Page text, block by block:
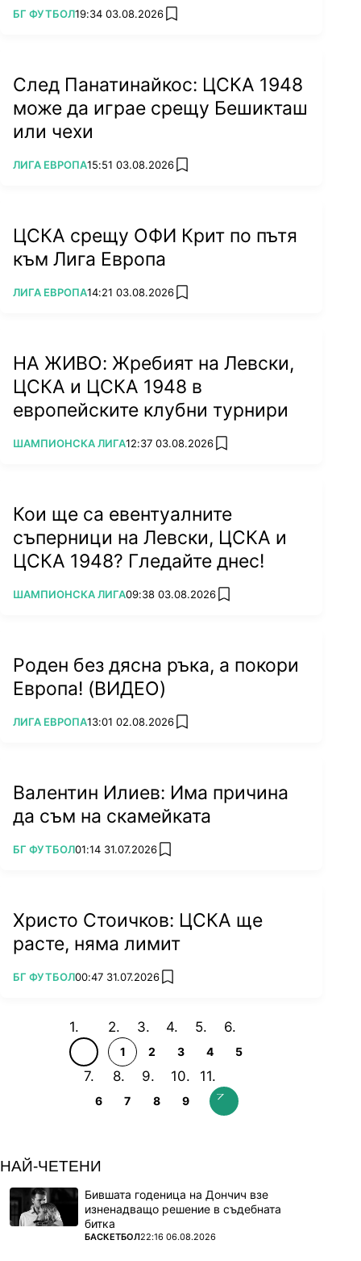
ПОВЕЧЕ ОТ
БГ ФУТБОЛ19:34 03.08.2026 add favorites
След Панатинайкос: ЦСКА 1948
може да играе срещу Бешикташ
или чехи
ПОВЕЧЕ ОТ
ЛИГА ЕВРОПА15:51 03.08.2026 add favorites
ЦСКА срещу ОФИ Крит по пътя
към Лига Европа
ПОВЕЧЕ ОТ
ЛИГА ЕВРОПА14:21 03.08.2026 add favorites
НА ЖИВО: Жребият на Левски,
ЦСКА и ЦСКА 1948 в
европейските клубни турнири
ПОВЕЧЕ ОТ
ШАМПИОНСКА ЛИГА12:37 03.08.2026 add favorites
Кои ще са евентуалните
съперници на Левски, ЦСКА и
ЦСКА 1948? Гледайте днес!
ПОВЕЧЕ ОТ
ШАМПИОНСКА ЛИГА09:38 03.08.2026 add favorites
Роден без дясна ръка, а покори
Европа! (ВИДЕО)
ПОВЕЧЕ ОТ
ЛИГА ЕВРОПА13:01 02.08.2026 add favorites
Валентин Илиев: Има причина
да съм на скамейката
ПОВЕЧЕ ОТ
БГ ФУТБОЛ01:14 31.07.2026 add favorites
Христо Стоичков: ЦСКА ще
расте, няма лимит
ПОВЕЧЕ ОТ
БГ ФУТБОЛ00:47 31.07.2026 add favorites
1 2 3 4 5
6 7 8 9
НАЙ-ЧЕТЕНИ
Бившата годеница на Дончич взе
изненадващо решение в съдебната
битка
ПОВЕЧЕ ОТ
БАСКЕТБОЛ22:16 06.08.2026